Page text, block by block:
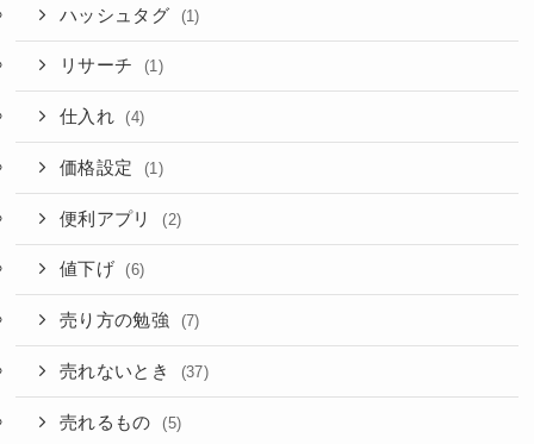
ハッシュタグ (1)
リサーチ (1)
仕入れ (4)
価格設定 (1)
便利アプリ (2)
値下げ (6)
売り方の勉強 (7)
売れないとき (37)
売れるもの (5)